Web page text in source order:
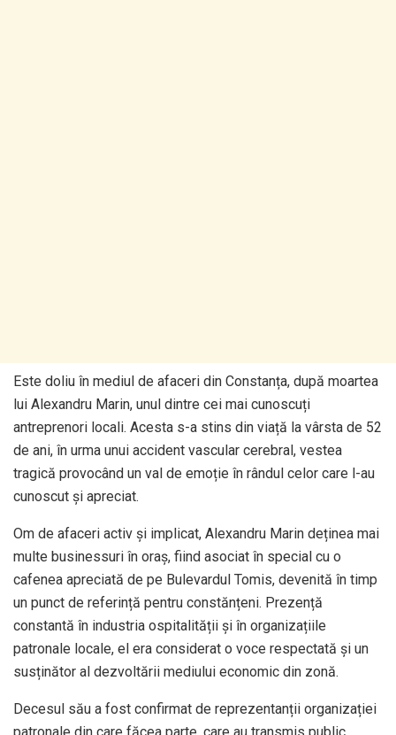
Este doliu în mediul de afaceri din Constanța, după moartea
lui Alexandru Marin, unul dintre cei mai cunoscuți
antreprenori locali. Acesta s-a stins din viață la vârsta de 52
de ani, în urma unui accident vascular cerebral, vestea
tragică provocând un val de emoție în rândul celor care l-au
cunoscut și apreciat.
Om de afaceri activ și implicat, Alexandru Marin deținea mai
multe businessuri în oraș, fiind asociat în special cu o
cafenea apreciată de pe Bulevardul Tomis, devenită în timp
un punct de referință pentru constănțeni. Prezență
constantă în industria ospitalității și în organizațiile
patronale locale, el era considerat o voce respectată și un
susținător al dezvoltării mediului economic din zonă.
Decesul său a fost confirmat de reprezentanții organizației